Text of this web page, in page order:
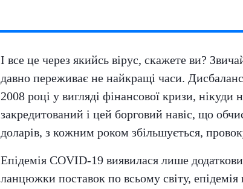
І все це через якийсь вірус, скажете ви?
давно переживає не найкращі часи.
2008 році у вигляді фінансової кризи, нікуди
закредитований і цей борговий навіс, що
доларів, з кожним роком збільшується,
Епідемія COVID-19 виявилася лише
ланцюжки поставок по всьому світу,